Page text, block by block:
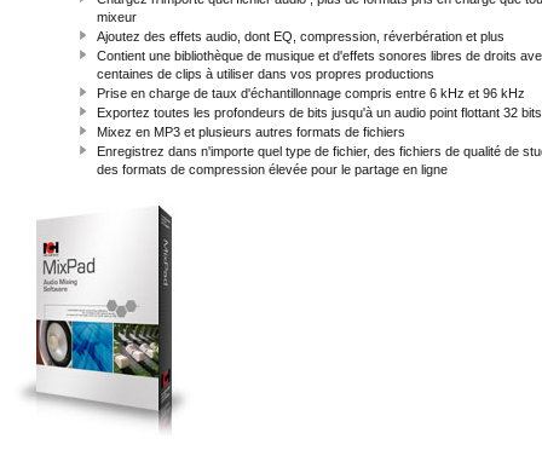
mixeur
Ajoutez des effets audio, dont EQ, compression, réverbération et plus
Contient une bibliothèque de musique et d'effets sonores libres de droits
centaines de clips à utiliser dans vos propres productions
Prise en charge de taux d'échantillonnage compris entre 6 kHz et 96 kHz
Exportez toutes les profondeurs de bits jusqu'à un audio point flottant 32 bits
Mixez en MP3 et plusieurs autres formats de fichiers
Enregistrez dans n'importe quel type de fichier, des fichiers de qualité de
des formats de compression élevée pour le partage en ligne